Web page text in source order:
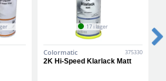
17 i lager
Colormatic 375330
2K Hi-Speed Klarlack Matt